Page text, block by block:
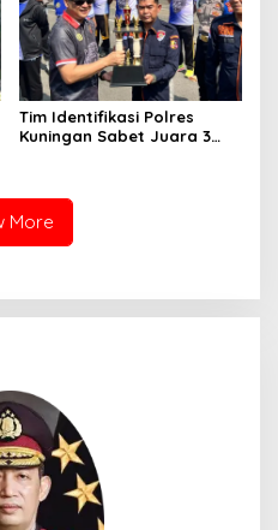
Tim Identifikasi Polres
Kuningan Sabet Juara 3
More